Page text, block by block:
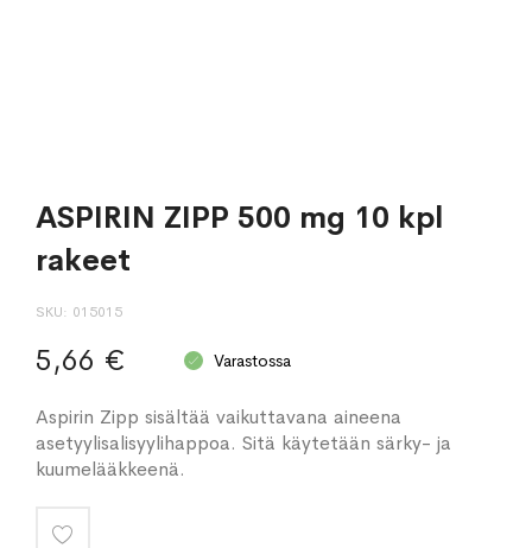
ASPIRIN ZIPP 500 mg 10 kpl
rakeet
SKU 015015
5,66 € Varastossa
Aspirin Zipp sisältää vaikuttavana aineena
asetyylisalisyylihappoa. Sitä käytetään särky- ja
kuumelääkkeenä.